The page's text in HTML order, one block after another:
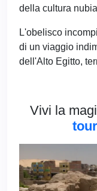
della cultura
L'obelisco
di un viaggio
dell'Alto Egitto,
Vivi la